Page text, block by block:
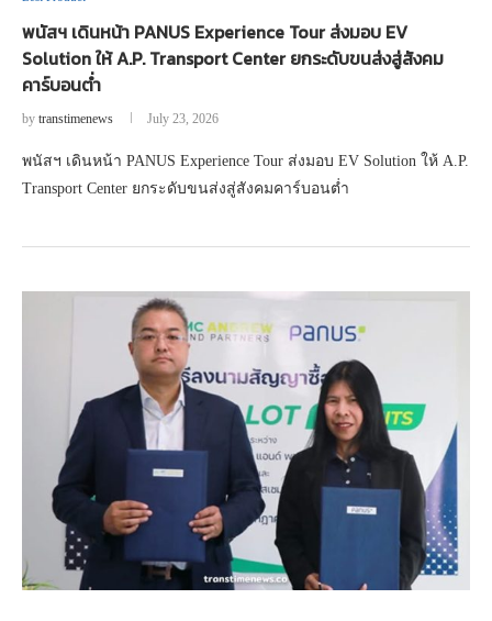
พนัสฯ เดินหน้า PANUS Experience Tour ส่งมอบ EV
Solution ให้ A.P. Transport Center ยกระดับขนส่งสู่สังคม
คาร์บอนต่ำ
by transtimenews July 23, 2026
พนัสฯ เดินหน้า PANUS Experience Tour ส่งมอบ EV Solution ให้ A.P.
Transport Center ยกระดับขนส่งสู่สังคมคาร์บอนต่ำ